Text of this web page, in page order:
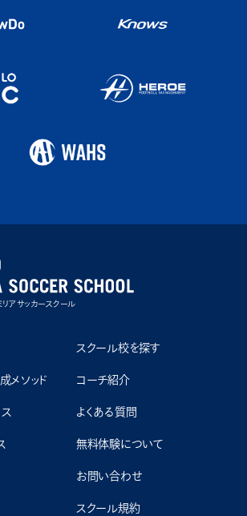
リア サッカースクール
メソッド
スクール校を探す
コーチ紹介
よくある質問
無料体験について
お問い合わせ
スクール規約